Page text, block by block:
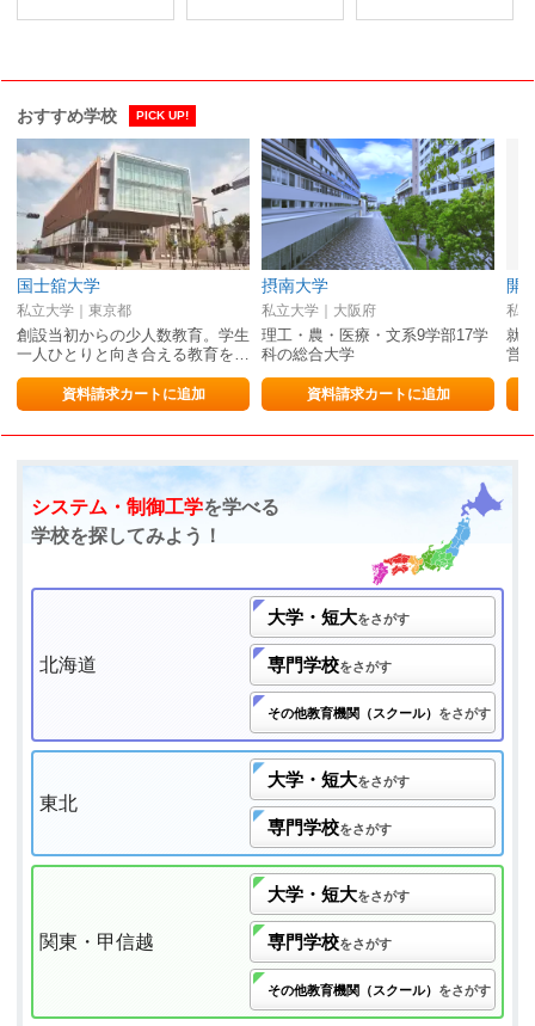
おすすめ学校 PICK UP!
国士舘大学
私立大学｜東京都
創設当初からの少人数教育。学生
一人ひとりと向き合える教育を…
資料請求カートに追加
摂南大学
私立大学｜大阪府
理工・農・医療・文系9学部17学
科の総合大学
資料請求カートに追加
開
私
就
営
システム・制御工学を学べる
学校を探してみよう！
北海道
大学・短大をさがす
専門学校をさがす
その他教育機関（スクール） をさがす
東北
大学・短大をさがす
専門学校をさがす
関東・甲信越
大学・短大をさがす
専門学校をさがす
その他教育機関（スクール） をさがす